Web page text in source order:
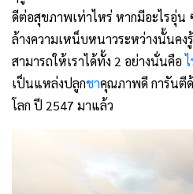
ดีต่อสุขภาพเท่าไหร่ หากมีอะไรอุ่น
ล้างความเหน็บหนาวระหว่างนั้นค
สามารถให้เราได้ทั้ง 2 อย่างนั่นคือ
เป็นแหล่งปลูกชาคุณภาพดี การันตีด้
โลก ปี 2547 มาแล้ว